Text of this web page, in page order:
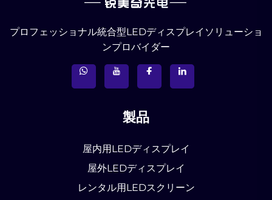
プロフェッショナル統合型LEDディスプレイソリューショ
ンプロバイダー
製品
屋内用LEDディスプレイ
屋外LEDディスプレイ
レンタル用LEDスクリーン